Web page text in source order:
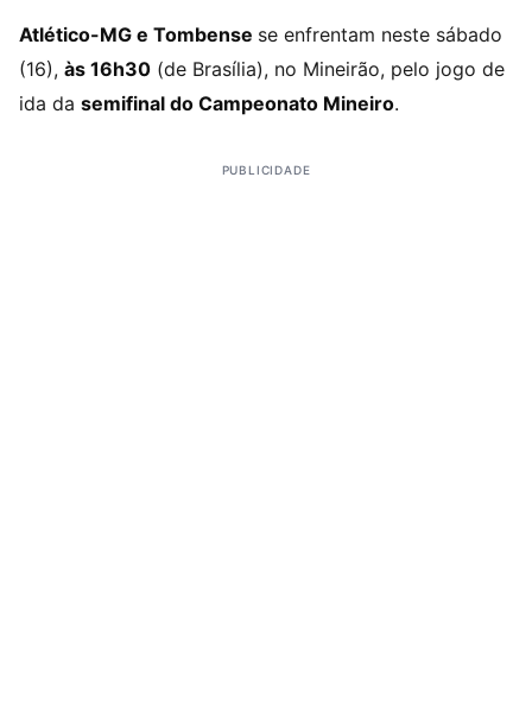
Atlético-MG e Tombense se enfrentam neste sábado
(16), às 16h30 (de Brasília), no Mineirão, pelo jogo de
ida da semifinal do Campeonato Mineiro.
PUBLICIDADE